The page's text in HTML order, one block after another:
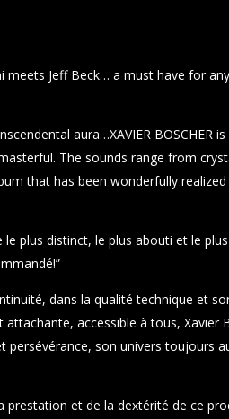
meets Jeff Beck… a must have for
aura…XAVIER BOSCHER
The sounds range from
that has been wonderfully
le plus distinct, le plus abouti et le
dans la qualité technique et
accessible à tous, Xavier
persévérance, son univers toujours
prestation et de la dextérité de ce